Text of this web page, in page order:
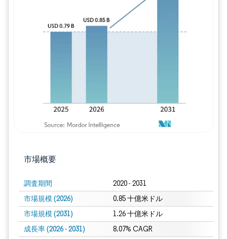
市場概要
調査期間 2020 - 2031
市場規模 (2026) 0.85 十億米ドル
市場規模 (2031) 1.26 十億米ドル
成長率 (2026 - 2031) 8.07% CAGR